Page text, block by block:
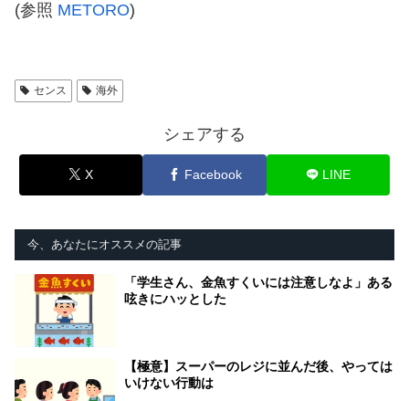
(参照 METORO)
センス 海外
シェアする
X Facebook LINE
今、あなたにオススメの記事
「学生さん、金魚すくいには注意しなよ」ある
呟きにハッとした
【極意】スーパーのレジに並んだ後、やっては
いけない行動は